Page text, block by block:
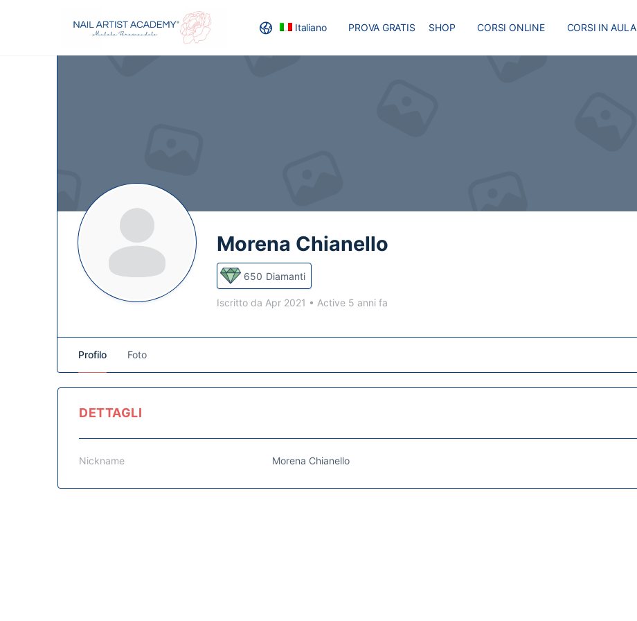
Italiano PROVA GRATIS SHOP CORSI ONLINE CORSI IN AULA
Morena Chianello
650 Diamanti
Iscritto da Apr 2021 • Active 5 anni fa
Profilo Foto
DETTAGLI
Nickname Morena Chianello